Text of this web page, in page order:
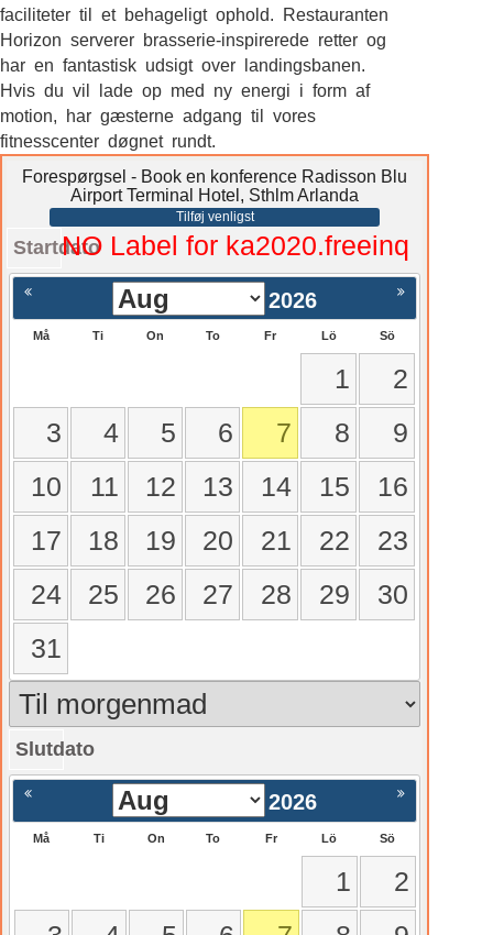
faciliteter til et behageligt ophold. Restauranten
Horizon serverer brasserie-inspirerede retter og
har en fantastisk udsigt over landingsbanen.
Hvis du vil lade op med ny energi i form af
motion, har gæsterne adgang til vores
fitnesscenter døgnet rundt.
Forespørgsel - Book en konference Radisson Blu
Airport Terminal Hotel, Sthlm Arlanda
Tilføj venligst
StartdatoNO Label for ka2020.freeinq
2026
Må Ti On To Fr Lö Sö
1
2
3
4 5 6 7 8
9
10
11 12 13 14 15
16
17
18 19 20 21 22
23
24
25 26 27 28 29
30
31
Slutdato
Nästa >
2026
Må Ti On To Fr Lö Sö
1
2